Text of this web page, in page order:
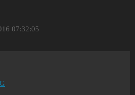
07:32:05